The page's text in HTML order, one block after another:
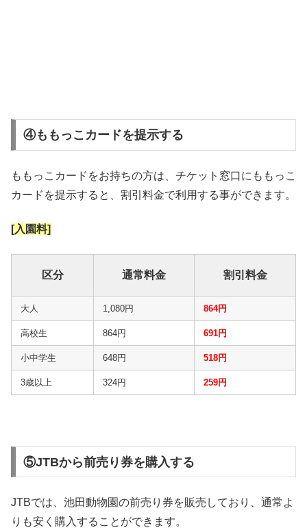
④ももっこカードを提示する
ももっこカードをお持ちの方は、チケット窓口にももっこ
カードを提示すると、割引料金で利用する事ができます。
[入園料]
区分 通常料金 割引料金
大人 1,080円 864円
高校生 864円 691円
小中学生 648円 518円
3歳以上 324円 259円
⑤JTBから前売り券を購入する
JTBでは、池田動物園の前売り券を販売しており、通常よ
りも安く購入することができます。